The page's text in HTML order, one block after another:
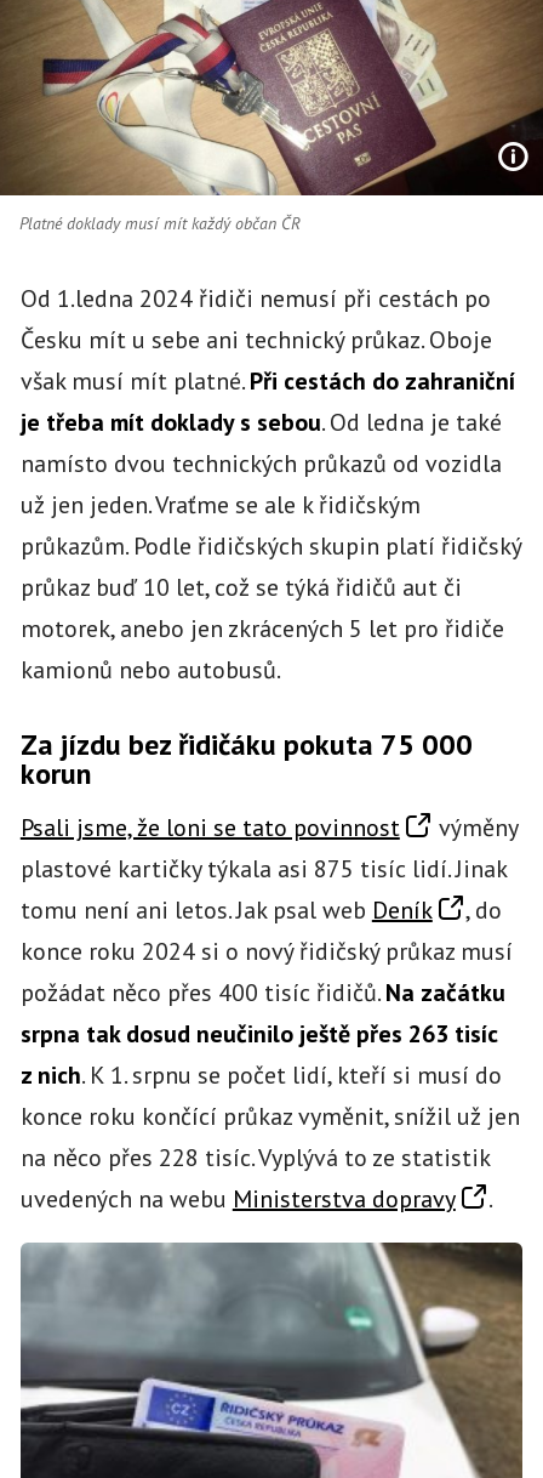
Platné doklady musí mít každý občan ČR
Od 1.ledna 2024 řidiči nemusí při cestách po
Česku mít u sebe ani technický průkaz. Oboje
však musí mít platné.Při cestách do zahraniční
je třeba mít doklady s sebou. Od ledna je také
namísto dvou technických průkazů od vozidla
už jen jeden. Vraťme se ale k řidičským
průkazům. Podle řidičských skupin platí řidičský
průkaz buď 10 let, což se týká řidičů aut či
motorek, anebo jen zkrácených 5 let pro řidiče
kamionů nebo autobusů.
Za jízdu bez řidičáku pokuta 75 000
korun
Psali jsme, že loni se tato povinnost
výměny
plastové kartičky týkala asi 875 tisíc lidí. Jinak
tomu není ani letos. Jak psal web Deník
, do
konce roku 2024 si o nový řidičský průkaz musí
požádat něco přes 400 tisíc řidičů.Na začátku
srpna tak dosud neučinilo ještě přes 263 tisíc
z nich. K 1. srpnu se počet lidí, kteří si musí do
konce roku končící průkaz vyměnit, snížil už jen
na něco přes 228 tisíc. Vyplývá to ze statistik
uvedených na webu Ministerstva dopravy .